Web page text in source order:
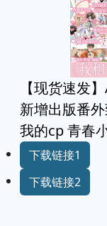
【现货速发
新增出版番
我的cp 青春
下载链接1
下载链接2